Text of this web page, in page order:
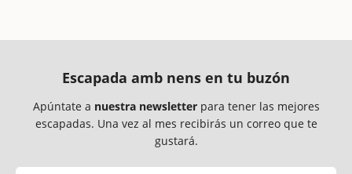
Escapada amb nens en tu buzón
Apúntate a nuestra newsletterpara tener las mejores
escapadas. Una vez al mes recibirás un correo que te
gustará.